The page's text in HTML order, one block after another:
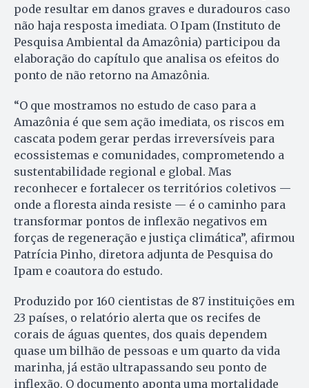
pode resultar em danos graves e duradouros caso
não haja resposta imediata. O Ipam (Instituto de
Pesquisa Ambiental da Amazônia) participou da
elaboração do capítulo que analisa os efeitos do
ponto de não retorno na Amazônia.
“O que mostramos no estudo de caso para a
Amazônia é que sem ação imediata, os riscos em
cascata podem gerar perdas irreversíveis para
ecossistemas e comunidades, comprometendo a
sustentabilidade regional e global. Mas
reconhecer e fortalecer os territórios coletivos —
onde a floresta ainda resiste — é o caminho para
transformar pontos de inflexão negativos em
forças de regeneração e justiça climática”, afirmou
Patrícia Pinho, diretora adjunta de Pesquisa do
Ipam e coautora do estudo.
Produzido por 160 cientistas de 87 instituições em
23 países, o relatório alerta que os recifes de
corais de águas quentes, dos quais dependem
quase um bilhão de pessoas e um quarto da vida
marinha, já estão ultrapassando seu ponto de
inflexão. O documento aponta uma mortalidade